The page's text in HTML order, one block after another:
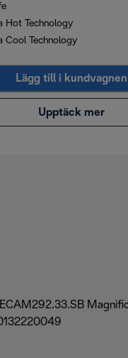
Hot Technology
Cool Technology
Lägg till i kundvagnen
Upptäck mer